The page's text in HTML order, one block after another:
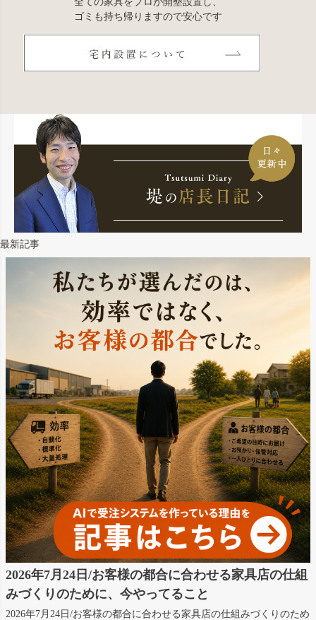
ゴミも持ち帰りますので安心です
最新記事
2026年7月24日/お客様の都合に合わせる家具店の仕組
みづくりのために、今やってること
2026年7月24日/お客様の都合に合わせる家具店の仕組みづくりのため